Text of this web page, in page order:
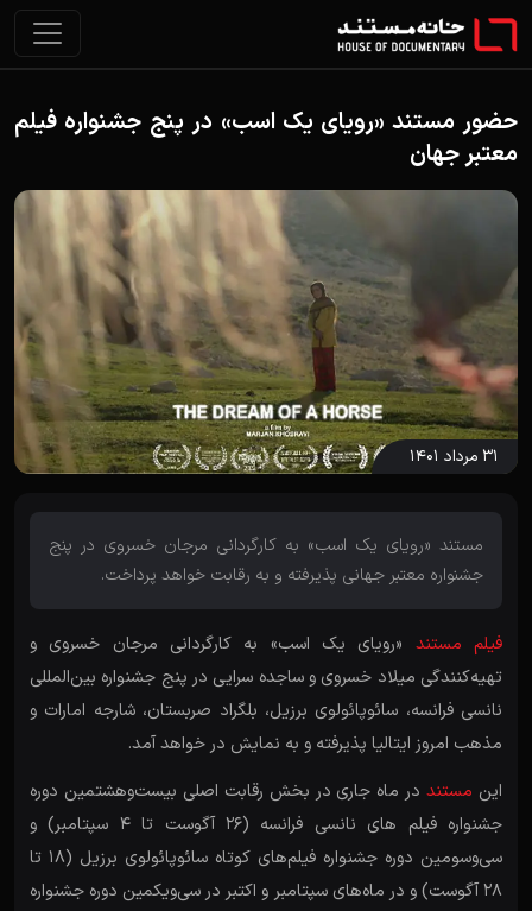
حضور مستند «رویای یک اسب» در پنج جشنواره فیلم
معتبر جهان
۳۱ مرداد ۱۴۰۱
مستند «رویای یک اسب» به کارگردانی مرجان خسروی در پنج
جشنواره معتبر جهانی پذیرفته و به رقابت خواهد پرداخت.
فیلم مستند «رویای یک اسب» به کارگردانی مرجان خسروی و
تهیه‌کنندگی میلاد خسروی و ساجده سرایی در پنج جشنواره بین‌المللی
نانسی فرانسه، سائوپائولوی برزیل، بلگراد صربستان، شارجه امارات و
مذهب امروز ایتالیا پذیرفته و به نمایش در خواهد آمد.
این مستنددر ماه جاری در بخش رقابت اصلی بیست‌وهشتمین دوره
جشنواره فیلم های نانسی فرانسه (۲۶ آگوست تا ۴ سپتامبر) و
سی‌وسومین دوره جشنواره فیلم‌های کوتاه سائوپائولوی برزیل (۱۸ تا
۲۸ آگوست) و در ماه‌های سپتامبر و اکتبر در سی‌ویکمین دوره جشنواره